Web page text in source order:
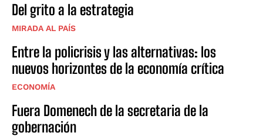
Del grito a la estrategia
MIRADA AL PAÍS
Entre la policrisis y las alternativas: los
nuevos horizontes de la economía crítica
ECONOMÍA
Fuera Domenech de la secretaria de la
gobernación